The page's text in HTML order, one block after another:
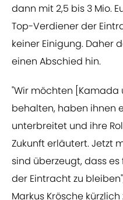
dann mit 2,5 bis 3 Mio.
Top-Verdiener der
keiner Einigung. Daher
einen Abschied hin.
"Wir möchten
behalten, haben ihnen
unterbreitet und ihre
Zukunft erläutert. Jetzt
sind überzeugt, dass
der Eintracht zu
Markus Krösche kürzlich